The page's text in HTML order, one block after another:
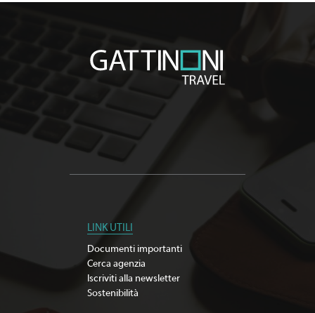
LINK UTILI
Documenti importanti
Cerca agenzia
Iscriviti alla newsletter
Sostenibilità